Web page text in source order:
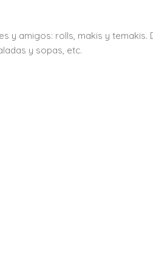
y amigos: rolls, makis y temakis.
y sopas, etc.